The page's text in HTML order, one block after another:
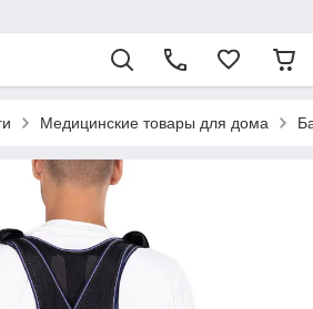
Медицинские товары для дома